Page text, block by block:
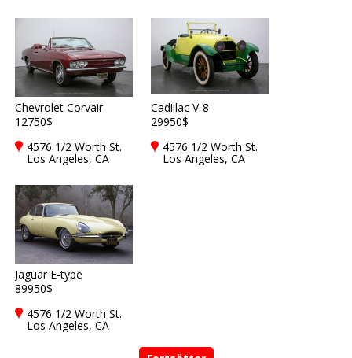
Chevrolet Corvair
12750$
4576 1/2 Worth St.
Los Angeles, CA
Cadillac V-8
29950$
4576 1/2 Worth St.
Los Angeles, CA
Jaguar E-type
89950$
4576 1/2 Worth St.
Los Angeles, CA